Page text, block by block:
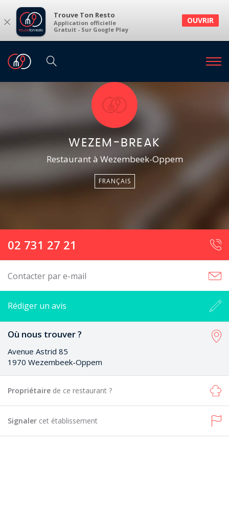
× Trouve Ton Resto
Application officielle
Gratuit - Sur Google Play
OUVRIR
WEZEM-BREAK
Restaurant à Wezembeek-Oppem
FRANÇAIS
02 731 27 21
Contacter par e-mail
Rédiger un avis
Où nous trouver ?
Avenue Astrid 85
1970 Wezembeek-Oppem
Propriétaire de ce restaurant ?
Signaler cet établissement